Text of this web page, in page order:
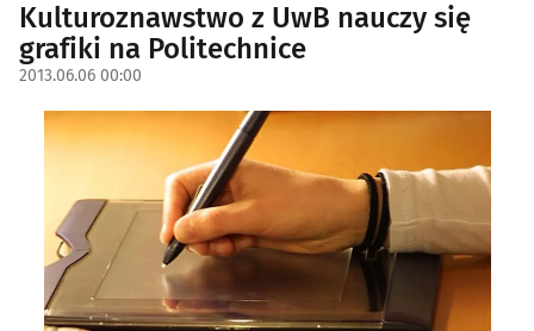
Kulturoznawstwo z UwB nauczy się
grafiki na Politechnice
2013.06.06 00:00